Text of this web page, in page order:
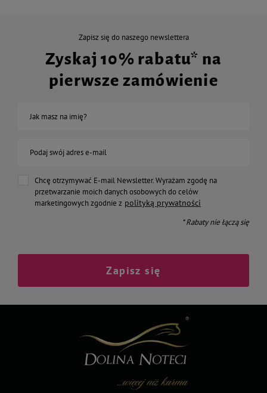
Zapisz się do naszego newslettera
Zyskaj 10% rabatu* na
pierwsze zamówienie
Jak masz na imię?
Podaj swój adres e-mail
Chcę otrzymywać E-mail Newsletter. Wyrażam zgodę na
przetwarzanie moich danych osobowych do celów
marketingowych zgodnie z polityką prywatności
* Rabaty nie łączą się
Zapisz się